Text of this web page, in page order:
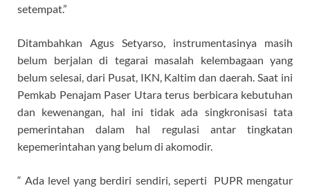
setempat.”
Ditambahkan Agus Setyarso, instrumentasinya masih
belum berjalan di tegarai masalah kelembagaan yang
belum selesai, dari Pusat, IKN, Kaltim dan daerah. Saat ini
Pemkab Penajam Paser Utara terus berbicara kebutuhan
dan kewenangan, hal ini tidak ada singkronisasi tata
pemerintahan dalam hal regulasi antar tingkatan
kepemerintahan yang belum di akomodir.
“ Ada level yang berdiri sendiri, seperti PUPR mengatur